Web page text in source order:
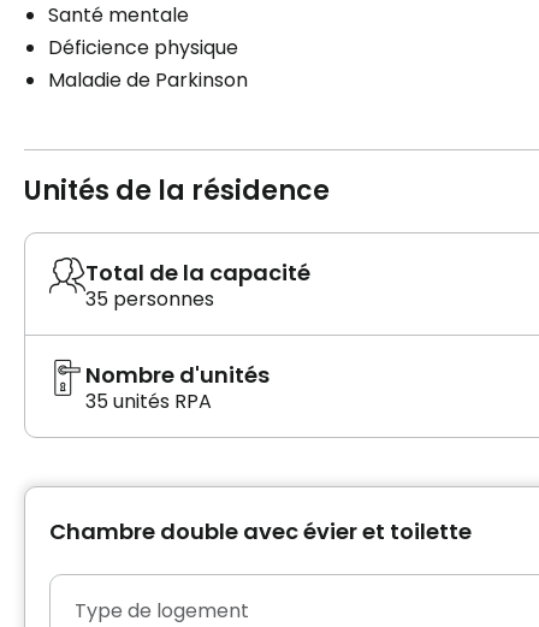
Santé mentale
Déficience physique
Maladie de Parkinson
Unités de la résidence
Total de la capacité
35 personnes
Nombre d'unités
35 unités RPA
Chambre double avec évier et toilette
Type de logement